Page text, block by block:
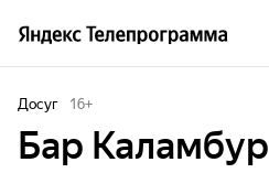
Досуг 16+
Бар Каламбур